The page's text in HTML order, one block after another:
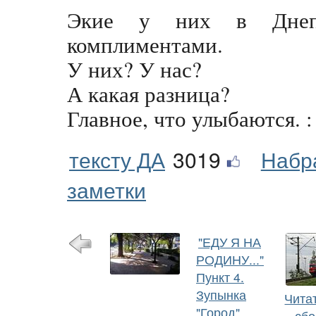
Экие у них в
комплиментами.
У них? У нас?
А какая разница?
Главное, что улыбаются.
тексту ДА 3019
заметки
"ЕДУ Я НА
РОДИНУ..."
Пункт 4.
Зупынка
"Город".